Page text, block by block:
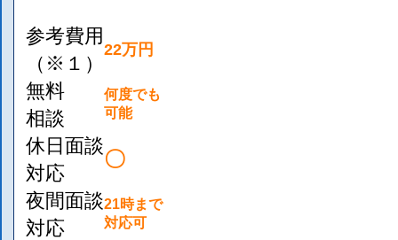
参考費用
（※１）
22万円
無料
相談
何度でも
可能
休日面談
対応
〇
夜間面談
対応
21時まで
対応可